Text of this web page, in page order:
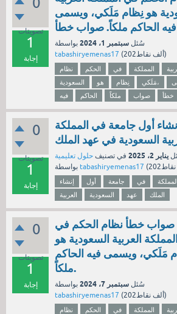
تصويتات
1
إجابة
هو نِظام مَلَكي، ويسمى
فيه الحاكم ملكاً. صواب خطأ
سُئل سبتمبر 1، 2024
بواسطة
tabashiryemenas17 ( 202ألفنقاط)
نظام الحكم في المملكة
السعودية
هو نِظام مَلَكي،
فيه
الحاكم ملكاً صواب خطأ
0
تصويتات
1
إجابة
أول جامعة في المملكة
السعودية في عهد الملك
يناير 2، 2025 في تصنيف حلول تعليمية
tabashiryemenas17 (
إنشاء أول جامعة في
المملكة
العربية
السعودية عهد الملك
0
تصويتات
1
إجابة
صواب خطأ نظام الحكم في
المملكة العربية السعودية هو
مَلَكي، ويسمى فيه الحاكم
ملكاً.
سُئل سبتمبر 7، 2024
بواسطة
tabashiryemenas17 ( 202ألفنقاط)
نظام الحكم في المملكة